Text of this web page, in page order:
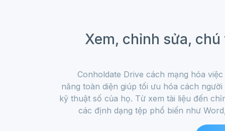
Xem, chỉnh sửa,
Conholdate Drive cách mạng hóa
năng toàn diện giúp tối ưu hóa cách
kỹ thuật số của họ. Từ xem tài liệu đến
các định dạng tệp phổ biến như